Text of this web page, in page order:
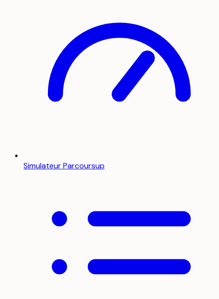
Simulateur Parcoursup